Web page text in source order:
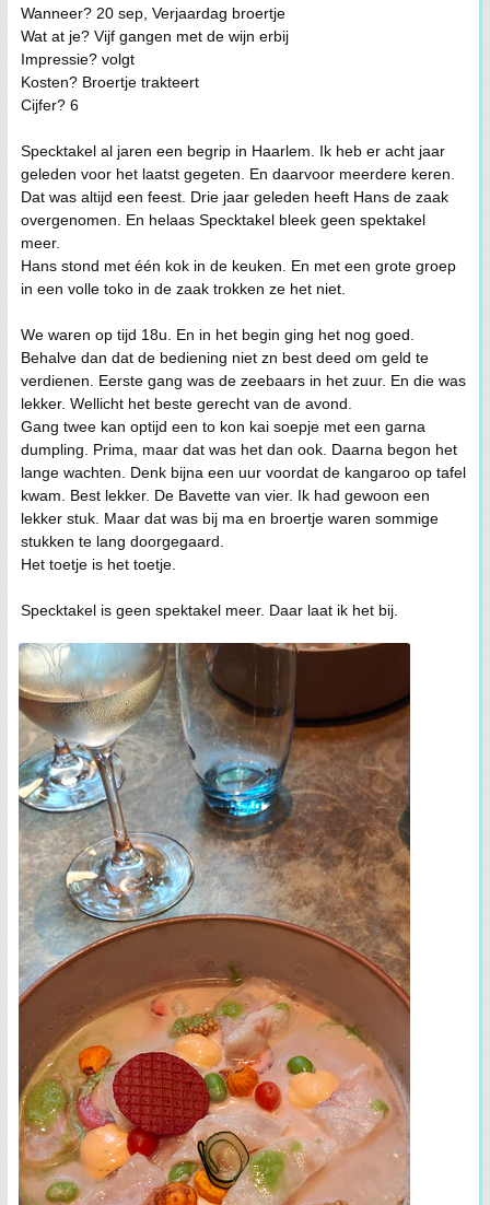
Wanneer? 20 sep, Verjaardag broertje
Wat at je? Vijf gangen met de wijn erbij
Impressie? volgt
Kosten? Broertje trakteert
Cijfer? 6
Specktakel al jaren een begrip in Haarlem. Ik heb er acht jaar
geleden voor het laatst gegeten. En daarvoor meerdere keren.
Dat was altijd een feest. Drie jaar geleden heeft Hans de zaak
overgenomen. En helaas Specktakel bleek geen spektakel
meer.
Hans stond met één kok in de keuken. En met een grote groep
in een volle toko in de zaak trokken ze het niet.
We waren op tijd 18u. En in het begin ging het nog goed.
Behalve dan dat de bediening niet zn best deed om geld te
verdienen. Eerste gang was de zeebaars in het zuur. En die was
lekker. Wellicht het beste gerecht van de avond.
Gang twee kan optijd een to kon kai soepje met een garna
dumpling. Prima, maar dat was het dan ook. Daarna begon het
lange wachten. Denk bijna een uur voordat de kangaroo op tafel
kwam. Best lekker. De Bavette van vier. Ik had gewoon een
lekker stuk. Maar dat was bij ma en broertje waren sommige
stukken te lang doorgegaard.
Het toetje is het toetje.
Specktakel is geen spektakel meer. Daar laat ik het bij.